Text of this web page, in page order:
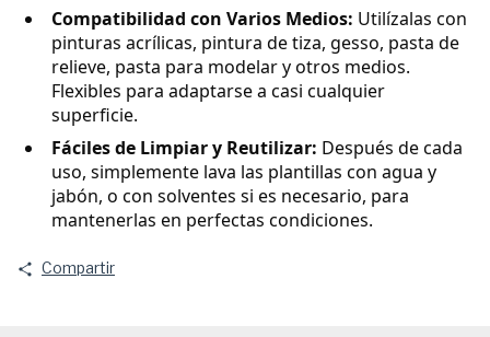
Compatibilidad con Varios Medios: Utilízalas con
pinturas acrílicas, pintura de tiza, gesso, pasta de
relieve, pasta para modelar y otros medios.
Flexibles para adaptarse a casi cualquier
superficie.
Fáciles de Limpiar y Reutilizar: Después de cada
uso, simplemente lava las plantillas con agua y
jabón, o con solventes si es necesario, para
mantenerlas en perfectas condiciones.
Compartir